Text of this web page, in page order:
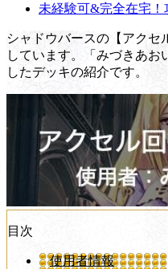
未経験可&完全在宅！
シャドウバースの【アクセ
しています。「みづきあお
したデッキの紹介です。
目次
使用者情報